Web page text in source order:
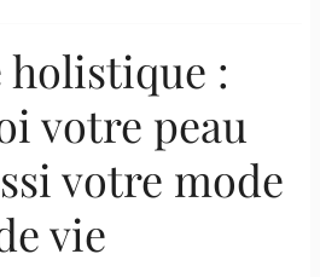
holistique :
votre peau
votre mode
vie